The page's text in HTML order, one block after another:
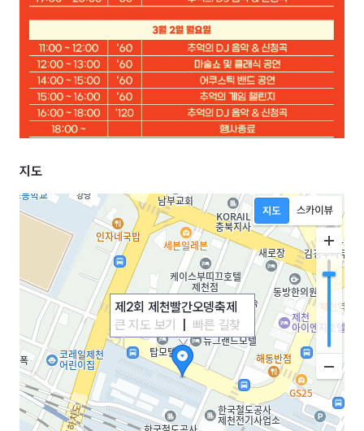
지도
제2회 제천빨간오뎅축제
큰 지도 보기
빠른 길찾
기